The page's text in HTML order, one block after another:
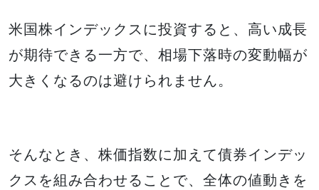
米国株インデックスに投資すると、高い成長
が期待できる一方で、相場下落時の変動幅が
大きくなるのは避けられません。
そんなとき、株価指数に加えて債券インデッ
クスを組み合わせることで、全体の値動きを